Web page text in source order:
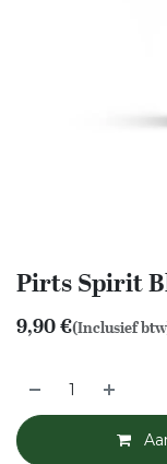
Pirts Spirit
9,90€(Inclusief